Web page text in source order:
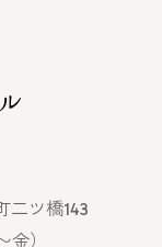
ツ橋143
）